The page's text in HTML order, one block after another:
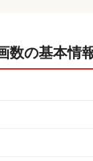
数の基本情